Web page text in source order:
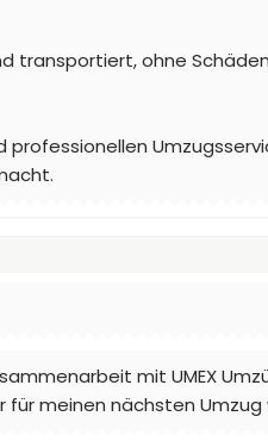
transportiert, ohne
mit UMEX
für meinen nächsten Umzug